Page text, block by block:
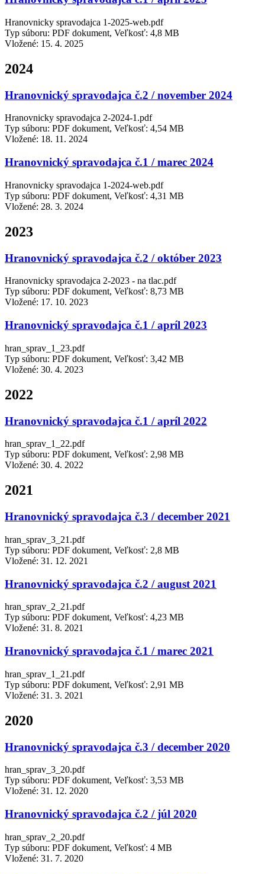
Hranovnicky spravodajca 1-2025-web.pdf
Typ súboru: PDF dokument, Veľkosť: 4,8 MB
Vložené: 15. 4. 2025
2024
Hranovnický spravodajca č.2 / november 2024
Hranovnicky spravodajca 2-2024-1.pdf
Typ súboru: PDF dokument, Veľkosť: 4,54 MB
Vložené: 18. 11. 2024
Hranovnický spravodajca č.1 / marec 2024
Hranovnicky spravodajca 1-2024-web.pdf
Typ súboru: PDF dokument, Veľkosť: 4,31 MB
Vložené: 28. 3. 2024
2023
Hranovnický spravodajca č.2 / október 2023
Hranovnicky spravodajca 2-2023 - na tlac.pdf
Typ súboru: PDF dokument, Veľkosť: 8,73 MB
Vložené: 17. 10. 2023
Hranovnický spravodajca č.1 / apríl 2023
hran_sprav_1_23.pdf
Typ súboru: PDF dokument, Veľkosť: 3,42 MB
Vložené: 30. 4. 2023
2022
Hranovnický spravodajca č.1 / apríl 2022
hran_sprav_1_22.pdf
Typ súboru: PDF dokument, Veľkosť: 2,98 MB
Vložené: 30. 4. 2022
2021
Hranovnický spravodajca č.3 / december 2021
hran_sprav_3_21.pdf
Typ súboru: PDF dokument, Veľkosť: 2,8 MB
Vložené: 31. 12. 2021
Hranovnický spravodajca č.2 / august 2021
hran_sprav_2_21.pdf
Typ súboru: PDF dokument, Veľkosť: 4,23 MB
Vložené: 31. 8. 2021
Hranovnický spravodajca č.1 / marec 2021
hran_sprav_1_21.pdf
Typ súboru: PDF dokument, Veľkosť: 2,91 MB
Vložené: 31. 3. 2021
2020
Hranovnický spravodajca č.3 / december 2020
hran_sprav_3_20.pdf
Typ súboru: PDF dokument, Veľkosť: 3,53 MB
Vložené: 31. 12. 2020
Hranovnický spravodajca č.2 / júl 2020
hran_sprav_2_20.pdf
Typ súboru: PDF dokument, Veľkosť: 4 MB
Vložené: 31. 7. 2020